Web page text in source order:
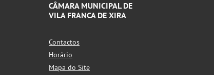
CÂMARA MUNICIPAL DE
VILA FRANCA DE XIRA
Contactos
Horário
Mapa do Site